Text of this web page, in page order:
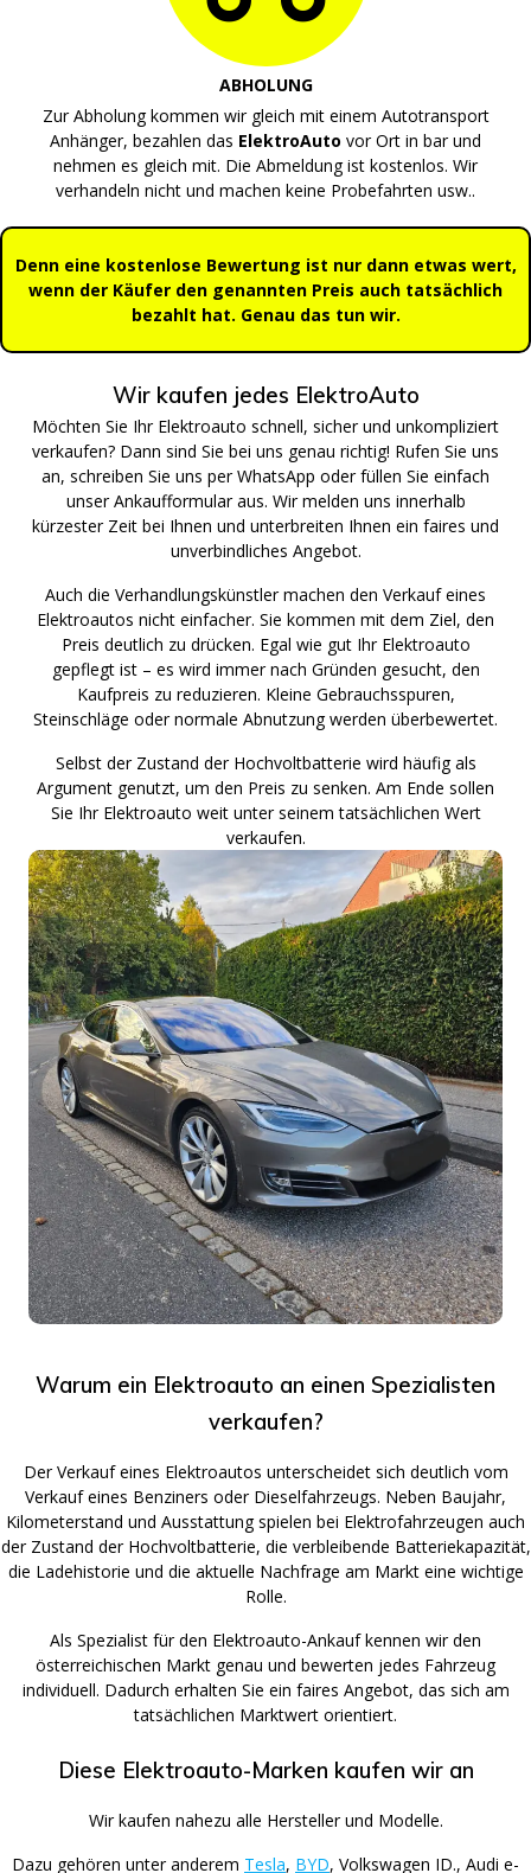
ABHOLUNG
Zur Abholung kommen wir gleich mit einem Autotransport
Anhänger, bezahlen das ElektroAuto vor Ort in bar und
nehmen es gleich mit. Die Abmeldung ist kostenlos. Wir
verhandeln nicht und machen keine Probefahrten usw..
Denn eine kostenlose Bewertung ist nur dann etwas wert,
wenn der Käufer den genannten Preis auch tatsächlich
bezahlt hat. Genau das tun wir.
Wir kaufen jedes ElektroAuto
Möchten Sie Ihr Elektroauto schnell, sicher und unkompliziert
verkaufen? Dann sind Sie bei uns genau richtig! Rufen Sie uns
an, schreiben Sie uns per WhatsApp oder füllen Sie einfach
unser Ankaufformular aus. Wir melden uns innerhalb
kürzester Zeit bei Ihnen und unterbreiten Ihnen ein faires und
unverbindliches Angebot.
Auch die Verhandlungskünstler machen den Verkauf eines
Elektroautos nicht einfacher. Sie kommen mit dem Ziel, den
Preis deutlich zu drücken. Egal wie gut Ihr Elektroauto
gepflegt ist – es wird immer nach Gründen gesucht, den
Kaufpreis zu reduzieren. Kleine Gebrauchsspuren,
Steinschläge oder normale Abnutzung werden überbewertet.
Selbst der Zustand der Hochvoltbatterie wird häufig als
Argument genutzt, um den Preis zu senken. Am Ende sollen
Sie Ihr Elektroauto weit unter seinem tatsächlichen Wert
verkaufen.
Warum ein Elektroauto an einen Spezialisten
verkaufen?
Der Verkauf eines Elektroautos unterscheidet sich deutlich vom
Verkauf eines Benziners oder Dieselfahrzeugs. Neben Baujahr,
Kilometerstand und Ausstattung spielen bei Elektrofahrzeugen auch
der Zustand der Hochvoltbatterie, die verbleibende Batteriekapazität,
die Ladehistorie und die aktuelle Nachfrage am Markt eine wichtige
Rolle.
Als Spezialist für den Elektroauto-Ankauf kennen wir den
österreichischen Markt genau und bewerten jedes Fahrzeug
individuell. Dadurch erhalten Sie ein faires Angebot, das sich am
tatsächlichen Marktwert orientiert.
Diese Elektroauto-Marken kaufen wir an
Wir kaufen nahezu alle Hersteller und Modelle.
Dazu gehören unter anderem Tesla, BYD, Volkswagen ID., Audi e-